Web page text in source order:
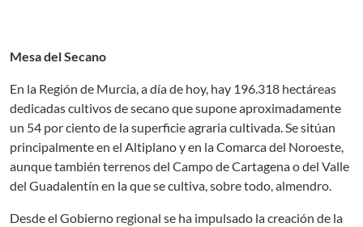
Mesa del Secano
En la Región de Murcia, a día de hoy, hay 196.318 hectáreas
dedicadas cultivos de secano que supone aproximadamente
un 54 por ciento de la superficie agraria cultivada. Se sitúan
principalmente en el Altiplano y en la Comarca del Noroeste,
aunque también terrenos del Campo de Cartagena o del Valle
del Guadalentín en la que se cultiva, sobre todo, almendro.
Desde el Gobierno regional se ha impulsado la creación de la